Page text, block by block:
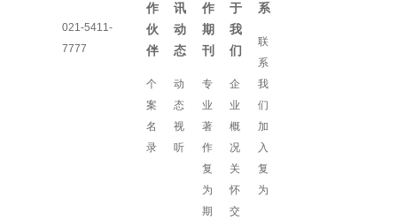
021-5411-
7777
作
伙
伴
个
案
名
录
讯
动
态
动
态
视
听
作
期
刊
专
业
著
作
复
为
期
于
我
们
企
业
概
况
关
怀
交
系
联
系
我
们
加
入
复
为